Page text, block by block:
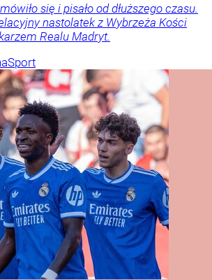
się i pisało od dłuższego czasu.
nastolatek z Wybrzeża Kości
Realu Madryt.
Sport